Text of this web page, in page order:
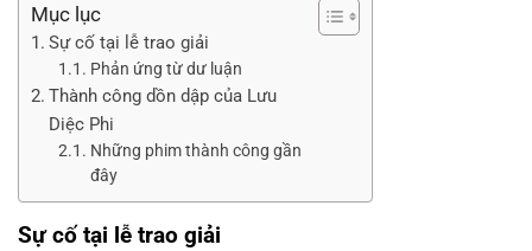
Mục lục
Sự cố tại lễ trao giải
Phản ứng từ dư luận
Thành công dồn dập của Lưu
Diệc Phi
Những phim thành công gần
đây
Sự cố tại lễ trao giải